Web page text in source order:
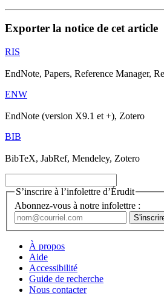
Exporter la notice de cet article
RIS
EndNote, Papers, Reference Manager,
ENW
EndNote (version X9.1 et +), Zotero
BIB
BibTeX, JabRef, Mendeley, Zotero
S’inscrire à l’infolettre d’Érudit
Abonnez-vous à notre infolettre :
À propos
Aide
Accessibilité
Guide de recherche
Nous contacter